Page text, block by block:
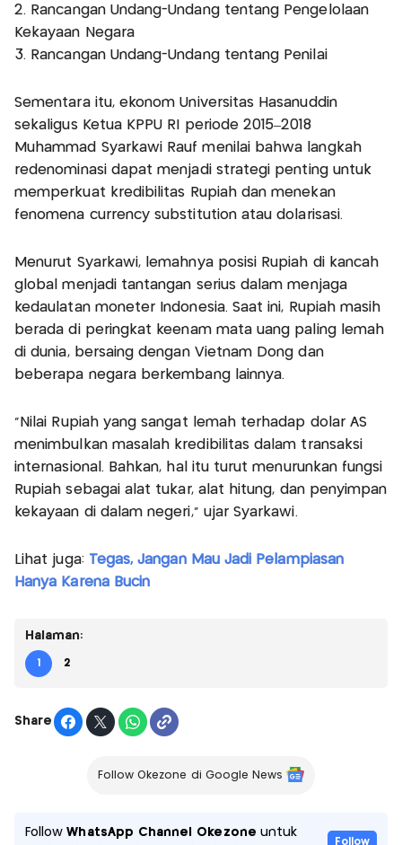
2. Rancangan Undang-Undang tentang Pengelolaan
Kekayaan Negara
3. Rancangan Undang-Undang tentang Penilai
Sementara itu, ekonom Universitas Hasanuddin
sekaligus Ketua KPPU RI periode 2015–2018
Muhammad Syarkawi Rauf menilai bahwa langkah
redenominasi dapat menjadi strategi penting untuk
memperkuat kredibilitas Rupiah dan menekan
fenomena currency substitution atau dolarisasi.
Menurut Syarkawi, lemahnya posisi Rupiah di kancah
global menjadi tantangan serius dalam menjaga
kedaulatan moneter Indonesia. Saat ini, Rupiah masih
berada di peringkat keenam mata uang paling lemah
di dunia, bersaing dengan Vietnam Dong dan
beberapa negara berkembang lainnya.
“Nilai Rupiah yang sangat lemah terhadap dolar AS
menimbulkan masalah kredibilitas dalam transaksi
internasional. Bahkan, hal itu turut menurunkan fungsi
Rupiah sebagai alat tukar, alat hitung, dan penyimpan
kekayaan di dalam negeri,” ujar Syarkawi.
Lihat juga: Tegas, Jangan Mau Jadi Pelampiasan
Hanya Karena Bucin
Halaman:
1 2
Share
Follow Okezone di Google News
FollowWhatsApp Channel Okezone untuk
Follow